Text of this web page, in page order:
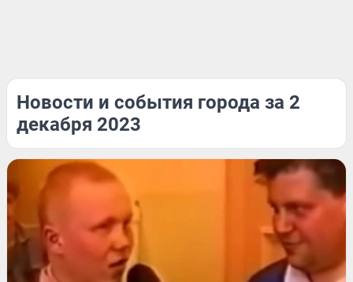
Новости и события города за 2
декабря 2023